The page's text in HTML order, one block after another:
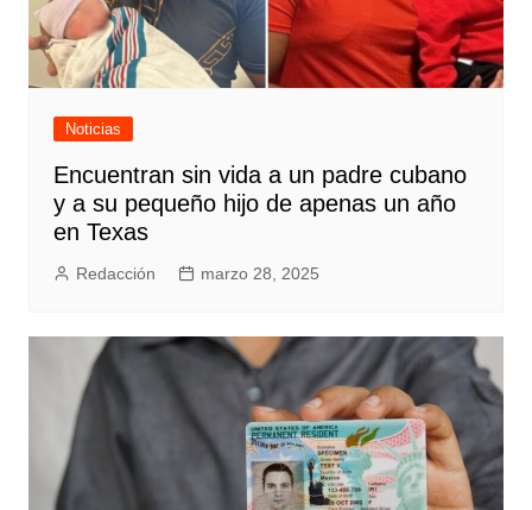
Noticias
Encuentran sin vida a un padre cubano
y a su pequeño hijo de apenas un año
en Texas
Redacción marzo 28, 2025